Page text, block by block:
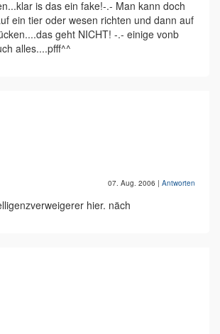
is das ein fake!-.- Man kann doch
ein tier oder wesen richten und dann auf
geht NICHT! -.- einige vonb
alles....pfff^^
07. Aug. 2006 | Antworten
hier. näch